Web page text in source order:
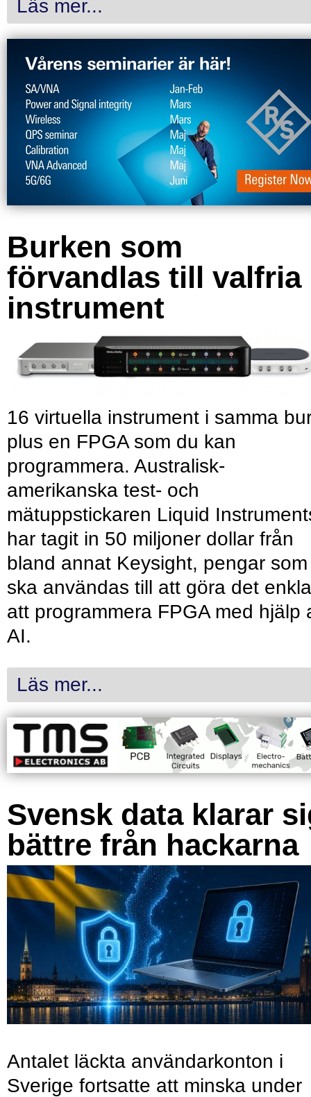
Läs mer...
Burken som
förvandlas till valfria
instrument
16 virtuella instrument i samma
plus en FPGA som du kan
programmera. Australisk-
amerikanska test- och
mätuppstickaren Liquid
har tagit in 50 miljoner dollar från
bland annat Keysight, pengar som
ska användas till att göra det
att programmera FPGA med hjälp
AI.
Läs mer...
Svensk data klarar
bättre från hackarna
Antalet läckta användarkonton i
Sverige fortsatte att minska under